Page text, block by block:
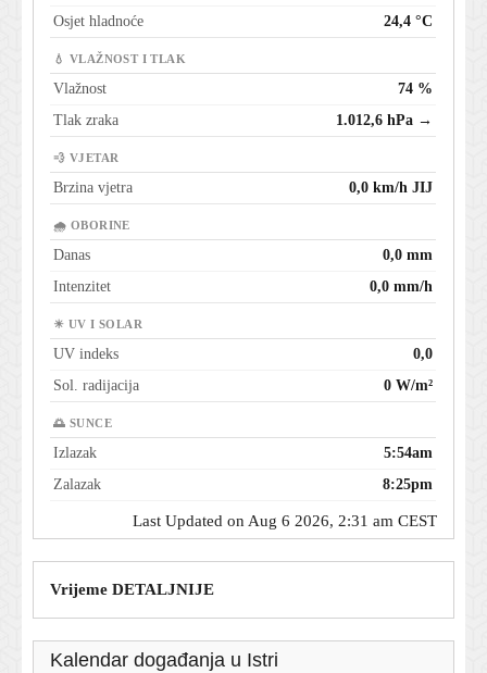
Osjet hladnoće
24,4 °C
💧 VLAŽNOST I TLAK
Vlažnost
74 %
Tlak zraka
1.012,6 hPa →
💨 VJETAR
Brzina vjetra 0,0 km/h JIJ
🌧 OBORINE
Danas
0,0 mm
Intenzitet
0,0 mm/h
☀ UV I SOLAR
UV indeks
0,0
Sol. radijacija
0 W/m²
🌅 SUNCE
Izlazak
5:54am
Zalazak
8:25pm
Last Updated on Aug 6 2026, 2:31 am CEST
Vrijeme DETALJNIJE
Kalendar događanja u Istri